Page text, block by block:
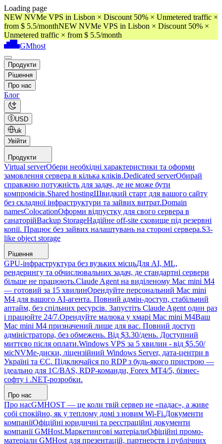
Loading page
NEW NVMe VPS in Lisbon × Discount 50% × Unmetered traffic ×
from $ 5.5/monthNEW NVMe VPS in Lisbon × Discount 50% ×
Unmetered traffic × from $ 5.5/month
GMhost
Продукти
Рішення
Про нас
Блог
USD
uk
Увійти
Продукти
Virtual serverОбери необхідні характеристики та оформи
замовлення сервера в кілька кліків.Dedicated serverОбирай
справжню потужність для задач, де не може бути
компромісів.Shared hostingШвидкий старт для вашого сайту
без складної інфраструктури та зайвих витрат.Domain
namesColocationОформи відпустку для свого сервера в
санаторійBackup StorageНадійне off-site сховище під резервні
копії. Працює без зайвих налаштувань на стороні сервера.S3-
like object storage
Рішення
GPU-інфраструктура без вузьких місцьДля AI, ML,
рендерингу та обчислювальних задач, де стандартні сервери
більше не працюють.Claude Agent на виділеному Mac mini M4
— готовий за 15 хвилинОрендуйте персональний Mac mini
M4 для вашого AI-агента. Повний адмін-доступ, стабільний
аптайм, без спільних ресурсів. Запустіть Claude Agent один раз
і працюйте 24/7.Орендуйте малюка у хмарі Mac mini M4Ваш
Mac mini M4 призначений лише для вас. Повний доступ
адміністратора, без обмежень. Від $3.30/день. Доступний
миттєво після оплати.Windows VPS за 5 хвилин - від $5.50/
місNVMe-диски, ліцензійний Windows Server, дата-центри в
Україні та ЄС. Підключайся по RDP з будь-якого пристрою —
ідеально для 1С/BAS, RDP-команди, Forex MT4/5, бізнес-
софту і .NET-розробки.
Про нас
Про насGMHOST — це коли твій сервер не «падає», а живе
собі спокійно, як у теплому домі з новим Wi-Fi.Документи
компаніїОфіційні юридичні та реєстраційні документи
компанії GMHost.Маркетингові матеріалиОфіційні промо-
матеріали GMHost для презентацій, партнерств і публічних